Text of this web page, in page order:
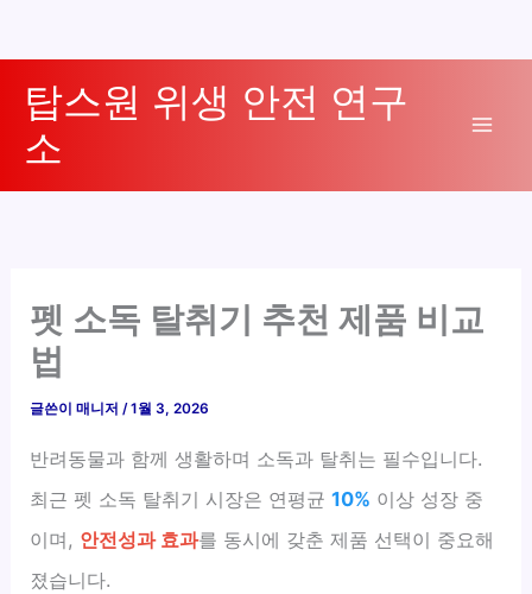
탑스원 위생 안전 연구
소
펫 소독 탈취기 추천 제품 비교
법
글쓴이매니저/1월 3, 2026
반려동물과 함께 생활하며 소독과 탈취는 필수입니다.
최근 펫 소독 탈취기 시장은 연평균10% 이상 성장 중
이며, 안전성과 효과를 동시에 갖춘 제품 선택이 중요해
졌습니다.